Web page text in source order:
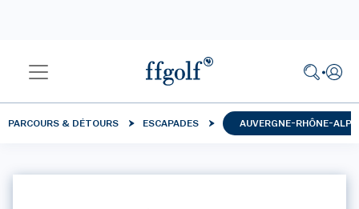
PARCOURS & DÉTOURS ESCAPADES AUVERGNE-RHÔNE-